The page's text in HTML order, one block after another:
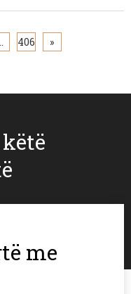
thithjen natyrale të
e konsumatorit.
406 »
me